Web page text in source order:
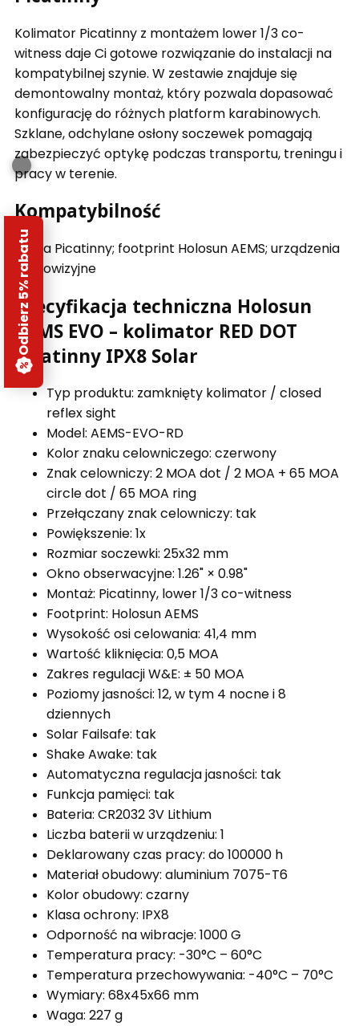
Kolimator Picatinny z montażem lower 1/3 co-
witness daje Ci gotowe rozwiązanie do instalacji na
kompatybilnej szynie. W zestawie znajduje się
demontowalny montaż, który pozwala dopasować
konfigurację do różnych platform karabinowych.
Szklane, odchylane osłony soczewek pomagają
zabezpieczyć optykę podczas transportu, treningu i
pracy w terenie.
Kompatybilność
Szyna Picatinny; footprint Holosun AEMS; urządzenia
noktowizyjne
Specyfikacja techniczna Holosun
AEMS EVO – kolimator RED DOT
Picatinny IPX8 Solar
Typ produktu: zamknięty kolimator / closed
reflex sight
Model: AEMS-EVO-RD
Kolor znaku celowniczego: czerwony
Znak celowniczy: 2 MOA dot / 2 MOA + 65 MOA
circle dot / 65 MOA ring
Przełączany znak celowniczy: tak
Powiększenie: 1x
Rozmiar soczewki: 25x32 mm
Okno obserwacyjne: 1.26" × 0.98"
Montaż: Picatinny, lower 1/3 co-witness
Footprint: Holosun AEMS
Wysokość osi celowania: 41,4 mm
Wartość kliknięcia: 0,5 MOA
Zakres regulacji W&E: ± 50 MOA
Poziomy jasności: 12, w tym 4 nocne i 8
dziennych
Solar Failsafe: tak
Shake Awake: tak
Automatyczna regulacja jasności: tak
Funkcja pamięci: tak
Bateria: CR2032 3V Lithium
Liczba baterii w urządzeniu: 1
Deklarowany czas pracy: do 100000 h
Materiał obudowy: aluminium 7075-T6
Kolor obudowy: czarny
Klasa ochrony: IPX8
Odporność na wibracje: 1000 G
Temperatura pracy: -30°C – 60°C
Temperatura przechowywania: -40°C – 70°C
Wymiary: 68x45x66 mm
Waga: 227 g
Odbierz 5% rabatu